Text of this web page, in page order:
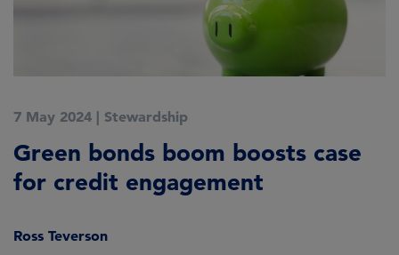
7 May 2024 | Stewardship
Green bonds boom boosts case
for credit engagement
Ross Teverson